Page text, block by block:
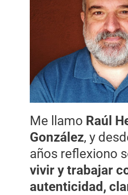
Me llamo Raúl
González, y
años reflexiono
vivir y trabajar
autenticidad,